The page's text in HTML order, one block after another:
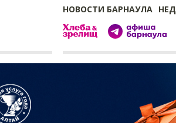
НОВОСТИ БАРНАУЛА